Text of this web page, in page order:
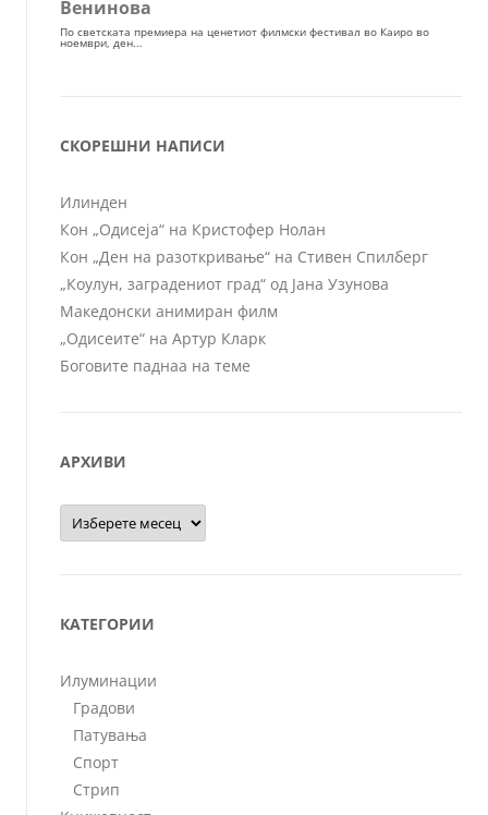
СКОРЕШНИ НАПИСИ
Илинден
Кон „Одисеја“ на Кристофер Нолан
Кон „Ден на разоткривање“ на Стивен Спилберг
„Коулун, заградениот град“ од Јана Узунова
Македонски анимиран филм
„Одисеите“ на Артур Кларк
Боговите паднаа на теме
АРХИВИ
Архиви
КАТЕГОРИИ
Илуминации
Градови
Патувања
Спорт
Стрип